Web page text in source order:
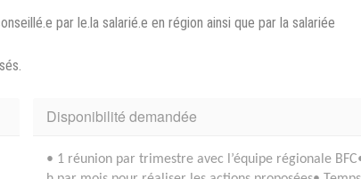
par le.la salarié.e en région ainsi que par la salariée
Disponibilité demandée
• 1 réunion par trimestre avec l’équipe régionale